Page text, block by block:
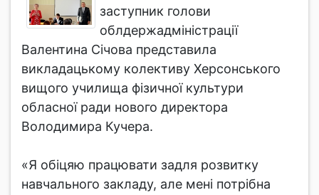
заступник голови
облдержадміністрації
Валентина Січова представила
викладацькому колективу Херсонського
вищого училища фізичної культури
обласної ради нового директора
Володимира Кучера.
«Я обіцяю працювати задля розвитку
навчального закладу, але мені потрібна